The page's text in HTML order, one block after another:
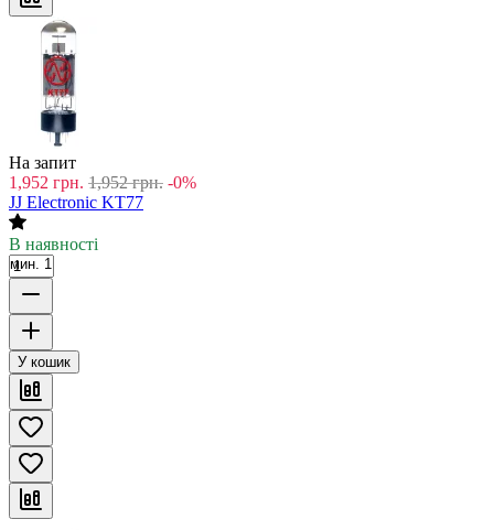
На запит
1,952 грн. 1,952 грн. -0%
JJ Electronic KT77
В наявності
мин. 1
У кошик